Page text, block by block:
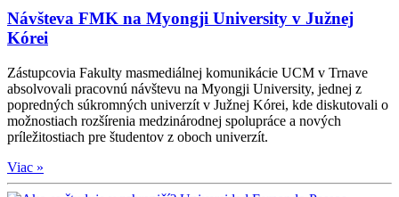
Návšteva FMK na Myongji University v Južnej
Kórei
Zástupcovia Fakulty masmediálnej komunikácie UCM v Trnave
absolvovali pracovnú návštevu na Myongji University, jednej z
popredných súkromných univerzít v Južnej Kórei, kde diskutovali o
možnostiach rozšírenia medzinárodnej spolupráce a nových
príležitostiach pre študentov z oboch univerzít.
Viac »